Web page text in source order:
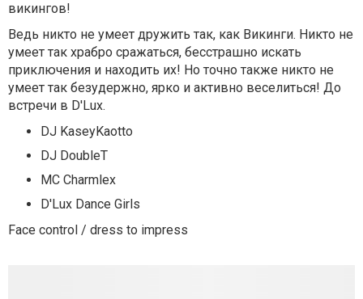
викингов!
Ведь никто не умеет дружить так, как Викинги. Никто не
умеет так храбро сражаться, бесстрашно искать
приключения и находить их! Но точно также никто не
умеет так безудержно, ярко и активно веселиться! До
встречи в D'Lux.
DJ KaseyKaotto
DJ DoubleT
MC Charmlex
D'Lux Dance Girls
Face control / dress to impress